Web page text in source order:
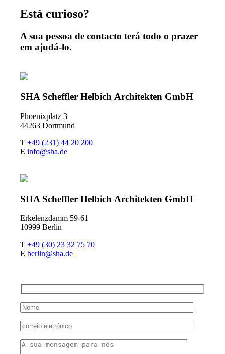
Está curioso?
A sua pessoa de contacto terá todo o prazer
em ajudá-lo.
SHA Scheffler Helbich Architekten GmbH
Phoenixplatz 3
44263 Dortmund
T +49 (231) 44 20 200
E info@sha.de
SHA Scheffler Helbich Architekten GmbH
Erkelenzdamm 59-61
10999 Berlin
T +49 (30) 23 32 75 70
E berlin@sha.de